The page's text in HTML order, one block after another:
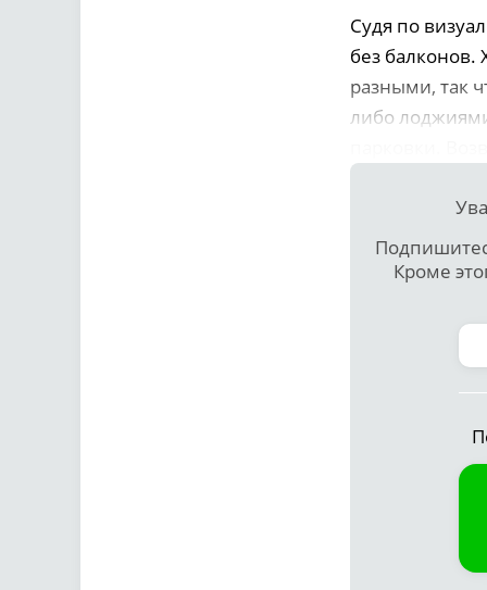
Судя по
без балконов.
разными, так
либо
Кроме